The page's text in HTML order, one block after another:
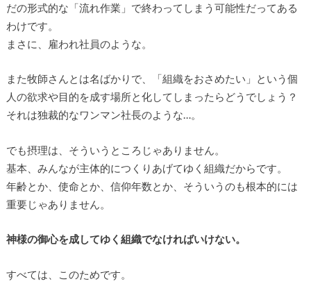
だの形式的な「流れ作業」で終わってしまう可能性だってある
わけです。
まさに、雇われ社員のような。
また牧師さんとは名ばかりで、「組織をおさめたい」という個
人の欲求や目的を成す場所と化してしまったらどうでしょう？
それは独裁的なワンマン社長のような…。
でも摂理は、そういうところじゃありません。
基本、みんなが主体的につくりあげてゆく組織だからです。
年齢とか、使命とか、信仰年数とか、そういうのも根本的には
重要じゃありません。
神様の御心を成してゆく組織でなければいけない。
すべては、このためです。